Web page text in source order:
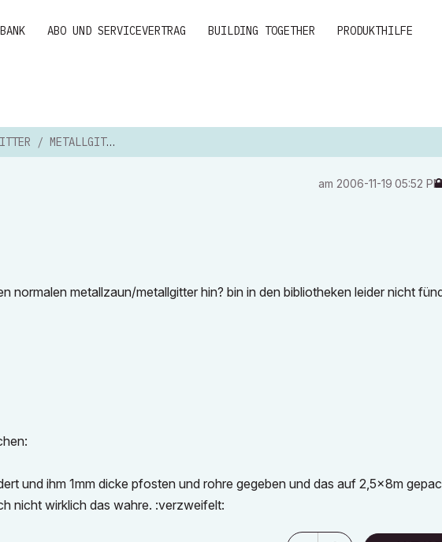
ABO UND SERVICEVERTRAG BUILDING TOGETHER PRODUKTHILFE
/ METALLGITTER
am ‎2006-11-19 05:52 PM
normalen metallzaun/metallgitter hin? bin in den bibliotheken leider nicht
und ihm 1mm dicke pfosten und rohre gegeben und das auf 2,5x8m
nicht wirklich das wahre. :verzweifelt: